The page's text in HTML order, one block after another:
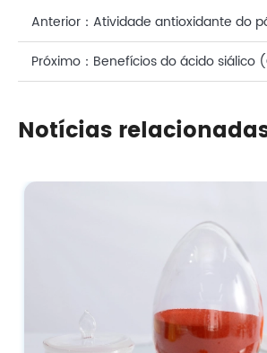
Anterior： Atividade antioxidante do
betacaroteno de fermentação
Próximo： Benefícios do ácido siálico
pele
Notícias